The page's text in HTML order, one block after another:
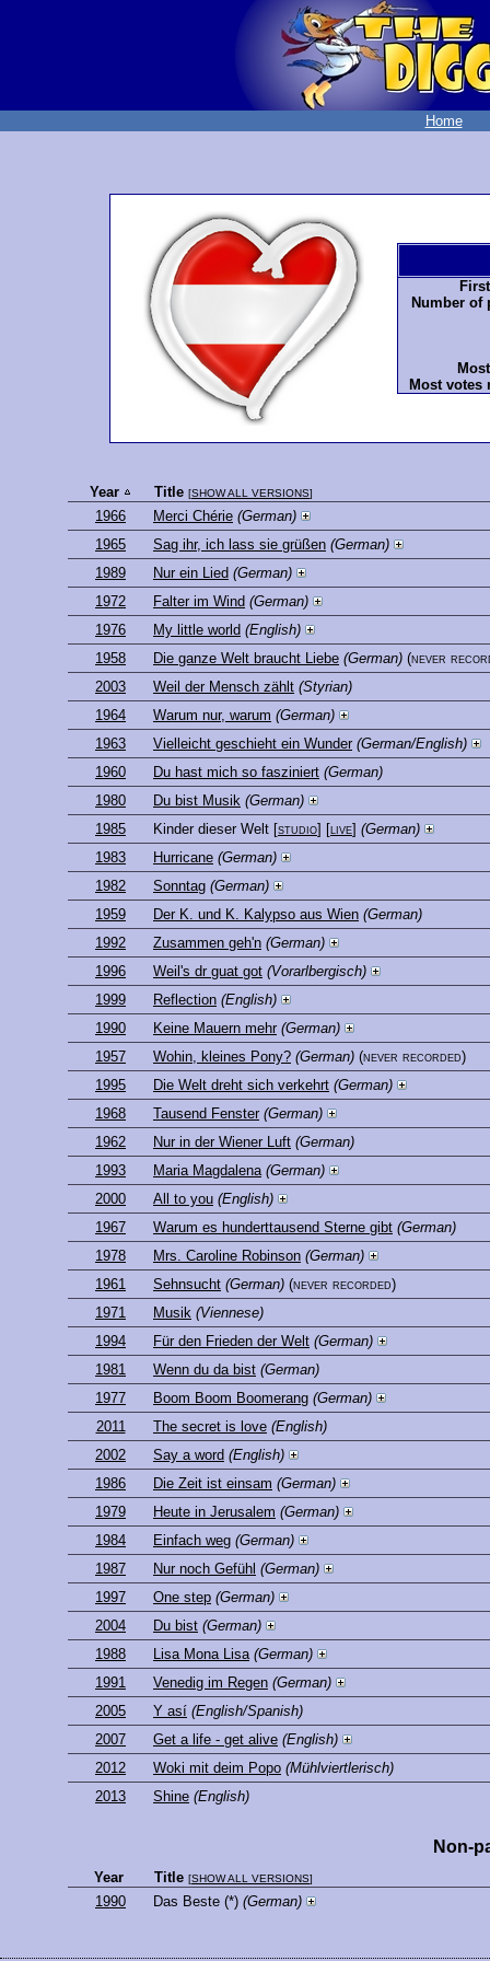
Home
Number of
Most votes
Year Title [SHOW ALL VERSIONS]
1966 Merci Chérie (German)
1965
Sag ihr, ich lass sie grüßen (German)
1989
Nur ein Lied (German)
1972
Falter im Wind (German)
1976
My little world (English)
1958
Die ganze Welt braucht Liebe (German) (never
2003
Weil der Mensch zählt (Styrian)
1964
Warum nur, warum (German)
1963
Vielleicht geschieht ein Wunder (German/English)
1960
Du hast mich so fasziniert (German)
1980
Du bist Musik (German)
1985
Kinder dieser Welt [studio] [live] (German)
1983
Hurricane (German)
1982
Sonntag (German)
1959
Der K. und K. Kalypso aus Wien (German)
1992
Zusammen geh'n (German)
1996
Weil's dr guat got (Vorarlbergisch)
1999
Reflection (English)
1990
Keine Mauern mehr (German)
1957
Wohin, kleines Pony? (German) (never recorded)
1995
Die Welt dreht sich verkehrt (German)
1968
Tausend Fenster (German)
1962
Nur in der Wiener Luft (German)
1993
Maria Magdalena (German)
2000
All to you (English)
1967
Warum es hunderttausend Sterne gibt (German)
1978
Mrs. Caroline Robinson (German)
1961
Sehnsucht (German) (never recorded)
1971
Musik (Viennese)
1994
Für den Frieden der Welt (German)
1981
Wenn du da bist (German)
1977
Boom Boom Boomerang (German)
2011
The secret is love (English)
2002
Say a word (English)
1986
Die Zeit ist einsam (German)
1979
Heute in Jerusalem (German)
1984
Einfach weg (German)
1987
Nur noch Gefühl (German)
1997
One step (German)
2004
Du bist (German)
1988
Lisa Mona Lisa (German)
1991
Venedig im Regen (German)
2005
Y así (English/Spanish)
2007
Get a life - get alive (English)
2012
Woki mit deim Popo (Mühlviertlerisch)
2013
Shine (English)
Non-
Year Title [SHOW ALL VERSIONS]
1990 Das Beste (*) (German)